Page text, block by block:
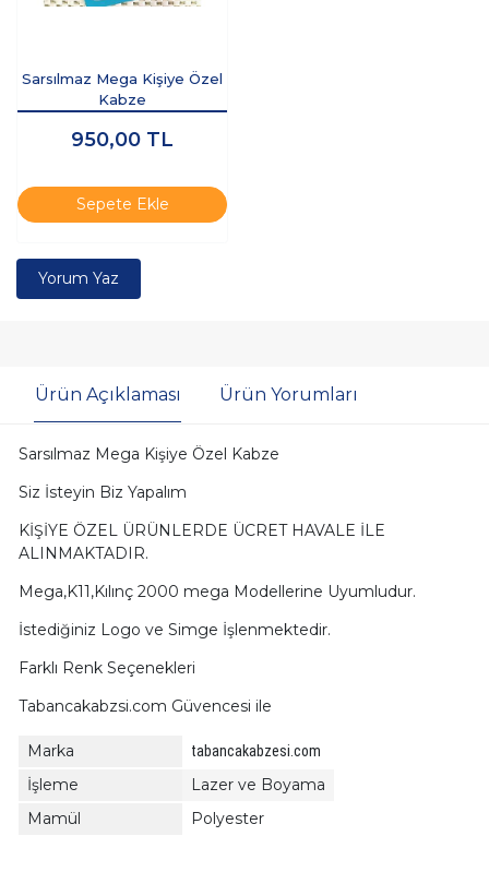
Sarsılmaz Mega Kişiye Özel
Kabze
950,00 TL
Sepete Ekle
Yorum Yaz
Ürün Açıklaması Ürün Yorumları
Sarsılmaz Mega Kişiye Özel Kabze
Siz İsteyin Biz Yapalım
KİŞİYE ÖZEL ÜRÜNLERDE ÜCRET HAVALE İLE
ALINMAKTADIR.
Mega,K11,Kılınç 2000 mega Modellerine Uyumludur.
İstediğiniz Logo ve Simge İşlenmektedir.
Farklı Renk Seçenekleri
Tabancakabzsi.com Güvencesi ile
Marka tabancakabzesi.com
İşleme
Lazer ve Boyama
Mamül
Polyester